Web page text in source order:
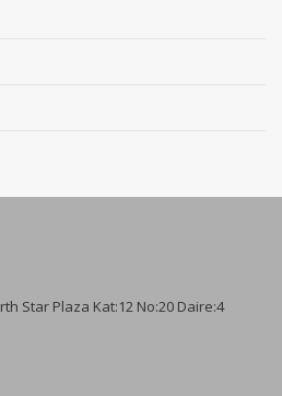
Star Plaza Kat:12 No:20 Daire:4